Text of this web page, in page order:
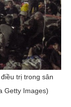
trị trong sân
Getty Images)